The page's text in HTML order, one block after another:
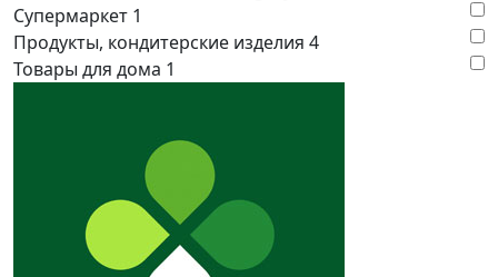
Супермаркет 1
Продукты, кондитерские изделия 4
Товары для дома 1